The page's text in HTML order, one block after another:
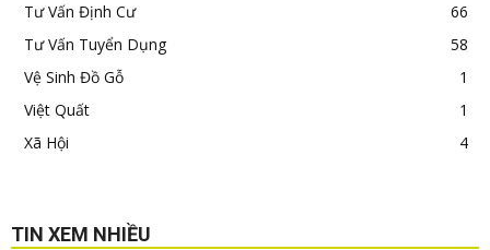
Tư Vấn Định Cư
66
Tư Vấn Tuyển Dụng
58
Vệ Sinh Đồ Gỗ
1
Việt Quất
1
Xã Hội
4
TIN XEM NHIỀU